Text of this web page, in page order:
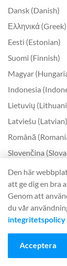
Dansk (Danish)
Ελληνικά (Greek)
Eesti (Estonian)
Suomi (Finnish)
Magyar
Indonesia
Lietuvių
Latviešu (Latvian)
Română
Slovenčina
Slovenščina
Українська
한국어 (Korean)
Bokmål
Kontakta
Kontakta oss
Den här
att ge dig en bra
Genom att
du vår
integritetspolicy
Acceptera